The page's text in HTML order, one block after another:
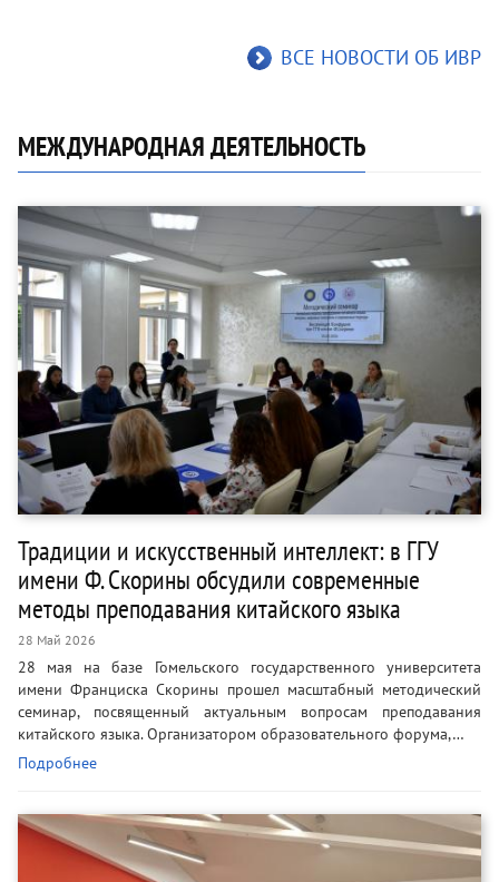
ВСЕ НОВОСТИ ОБ ИВР
МЕЖДУНАРОДНАЯ ДЕЯТЕЛЬНОСТЬ
Традиции и искусственный интеллект: в ГГУ
имени Ф. Скорины обсудили современные
методы преподавания китайского языка
28 Май 2026
28 мая на базе Гомельского государственного университета
имени Франциска Скорины прошел масштабный методический
семинар, посвященный актуальным вопросам преподавания
китайского языка. Организатором образовательного форума,…
Подробнее